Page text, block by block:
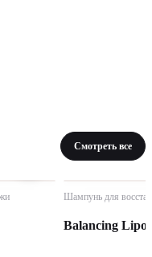
Смотреть все
Шампунь для
Balancing